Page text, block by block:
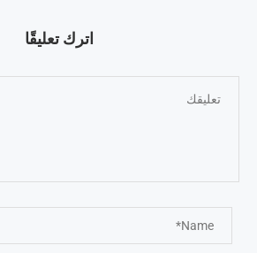
اترك تعليقًا